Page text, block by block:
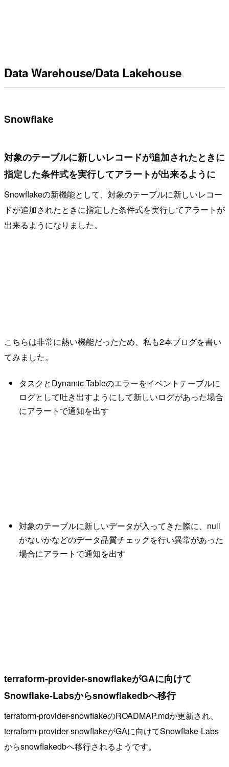
Data Warehouse/Data Lakehouse
Snowflake
対象のテーブルに新しいレコードが追加されたときに
指定した条件式を実行してアラートが出来るように
Snowflakeの新機能として、対象のテーブルに新しいレコー
ドが追加されたときに指定した条件式を実行してアラートが
出来るようになりました。
こちらは非常に熱い機能だったため、私も2本ブログを書い
てみました。
タスクとDynamic Tableのエラーをイベントテーブルに
ログとして吐き出すようにして新しいログがあった場合
にアラートで通知を出す
対象のテーブルに新しいデータが入ってきた際に、null
がないかなどのデータ品質チェックを行い異常があった
場合にアラートで通知を出す
terraform-provider-snowflakeがGAに向けて
Snowflake-Labsからsnowflakedbへ移行
terraform-provider-snowflakeのROADMAP.mdが更新され、
terraform-provider-snowflakeがGAに向けてSnowflake-Labs
からsnowflakedbへ移行されるようです。